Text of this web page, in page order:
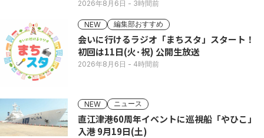
2026年8月6日 - 3時間前
NEW 編集部おすすめ
会いに行けるラジオ「まちスタ」スタート！
初回は11日(火･祝) 公開生放送
2026年8月6日 - 4時間前
NEW ニュース
直江津港60周年イベントに巡視船「やひこ」
入港 9月19日(土)